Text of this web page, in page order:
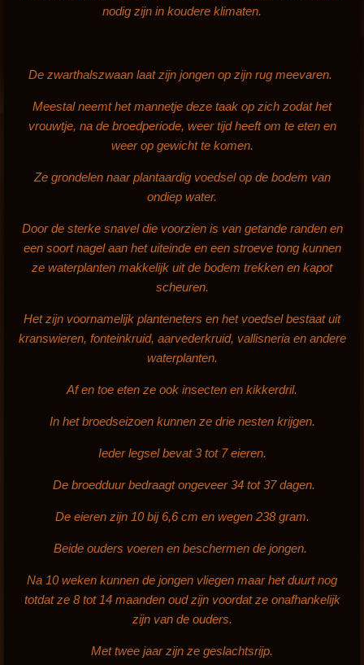
nodig zijn in koudere klimaten.
De zwarthalszwaan laat zijn jongen op zijn rug meevaren.
Meestal neemt het mannetje deze taak op zich zodat het
vrouwtje, na de broedperiode, weer tijd heeft om te eten en
weer op gewicht te komen.
Ze grondelen naar plantaardig voedsel op de bodem van
ondiep water.
Door de sterke snavel die voorzien is van getande randen en
een soort nagel aan het uiteinde en een stroeve tong kunnen
ze waterplanten makkelijk uit de bodem trekken en kapot
scheuren.
Het zijn voornamelijk planteneters en het voedsel bestaat uit
kranswieren, fonteinkruid, aarvederkruid, vallisneria en andere
waterplanten.
Af en toe eten ze ook insecten en kikkerdril.
In het broedseizoen kunnen ze drie nesten krijgen.
Ieder legsel bevat 3 tot 7 eieren.
De broedduur bedraagt ongeveer 34 tot 37 dagen.
De eieren zijn 10 bij 6,6 cm en wegen 238 gram.
Beide ouders voeren en beschermen de jongen.
Na 10 weken kunnen de jongen vliegen maar het duurt nog
totdat ze 8 tot 14 maanden oud zijn voordat ze onafhankelijk
zijn van de ouders.
Met twee jaar zijn ze geslachtsrijp.